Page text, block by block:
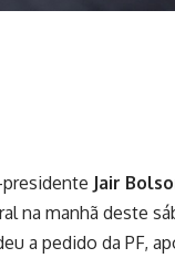
Jair
na manhã deste
a pedido da PF,